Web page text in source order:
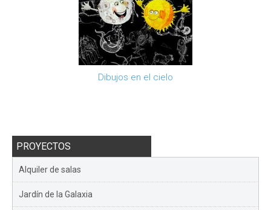
Dibujos en el cielo
PROYECTOS
Alquiler de salas
Jardín de la Galaxia